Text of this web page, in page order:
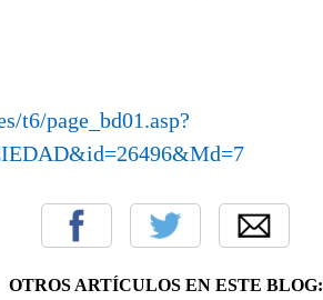
t6/page_bd01.asp?
OTROS ARTÍCULOS EN ESTE BLOG: